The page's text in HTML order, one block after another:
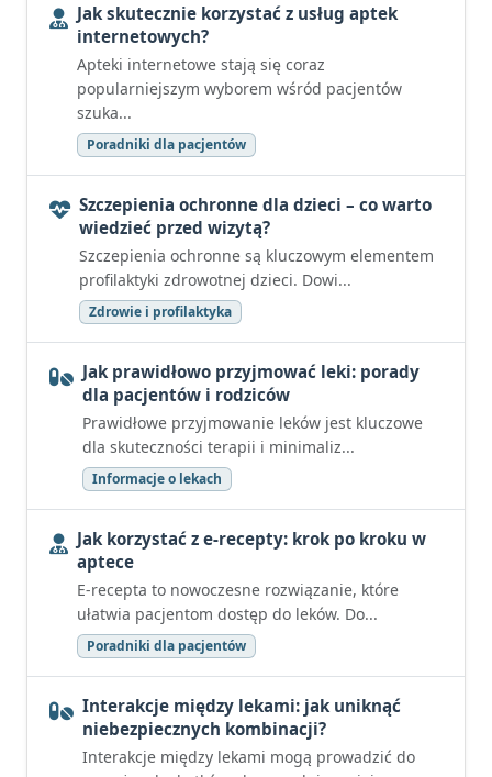
Jak skutecznie korzystać z usług aptek
internetowych?
Apteki internetowe stają się coraz
popularniejszym wyborem wśród pacjentów
szuka...
Poradniki dla pacjentów
Szczepienia ochronne dla dzieci – co warto
wiedzieć przed wizytą?
Szczepienia ochronne są kluczowym elementem
profilaktyki zdrowotnej dzieci. Dowi...
Zdrowie i profilaktyka
Jak prawidłowo przyjmować leki: porady
dla pacjentów i rodziców
Prawidłowe przyjmowanie leków jest kluczowe
dla skuteczności terapii i minimaliz...
Informacje o lekach
Jak korzystać z e-recepty: krok po kroku w
aptece
E-recepta to nowoczesne rozwiązanie, które
ułatwia pacjentom dostęp do leków. Do...
Poradniki dla pacjentów
Interakcje między lekami: jak uniknąć
niebezpiecznych kombinacji?
Interakcje między lekami mogą prowadzić do